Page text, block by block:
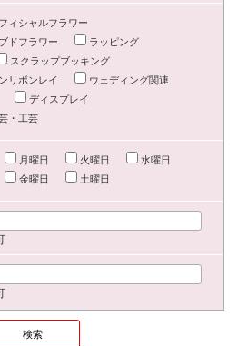
ィシャルフラワー
ドフラワー
ラッピング
スクラップブッキング
リボンレイ
ウェディング関連
ディスプレイ
・工芸
月曜日 火曜日
水曜日
金曜日 土曜日